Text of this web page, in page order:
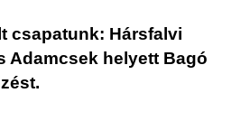
csapatunk: Hársfalvi
Adamcsek helyett Bagó